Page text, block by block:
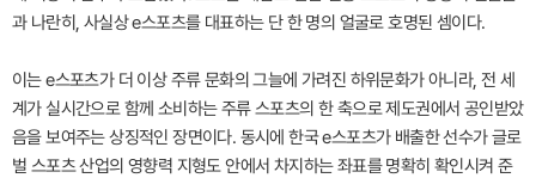
과 나란히, 사실상 e스포츠를 대표하는 단 한 명의 얼굴로 호명된 셈이다.
이는 e스포츠가 더 이상 주류 문화의 그늘에 가려진 하위문화가 아니라, 전 세
계가 실시간으로 함께 소비하는 주류 스포츠의 한 축으로 제도권에서 공인받았
음을 보여주는 상징적인 장면이다. 동시에 한국 e스포츠가 배출한 선수가 글로
벌 스포츠 산업의 영향력 지형도 안에서 차지하는 좌표를 명확히 확인시켜 준